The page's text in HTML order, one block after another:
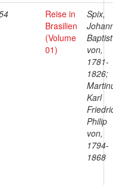
Reise in
Brasilien
(Volume
01)
Spix,
Baptist
von,
1781-
1826;
Karl
Philip
von,
1794-
1868